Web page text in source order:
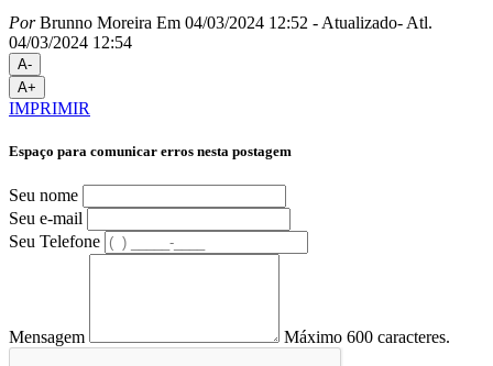
PorBrunno Moreira Em 04/03/2024 12:52 - Atualizado- Atl.
04/03/2024 12:54
A-
A+
IMPRIMIR
Espaço para comunicar erros nesta postagem
Seu nome
Seu e-mail
Seu Telefone
Mensagem Máximo 600 caracteres.